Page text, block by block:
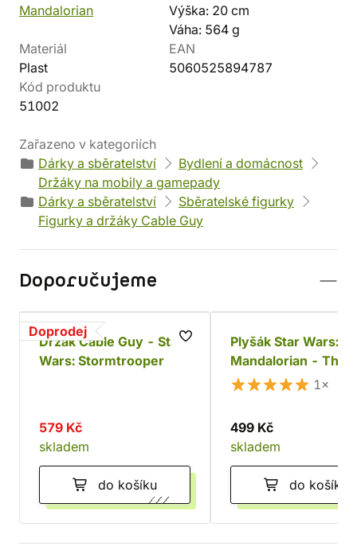
Mandalorian
Výška: 20 cm
Váha: 564 g
Materiál
Plast
EAN
5060525894787
Kód produktu
51002
Zařazeno v kategoriích
Dárky a sběratelství
Bydlení a domácnost
Držáky na mobily a gamepady
Dárky a sběratelství
Sběratelské figurky
Figurky a držáky Cable Guy
Doporučujeme
Doprodej
Držák Cable Guy - Star
Wars: Stormtrooper
579 Kč
skladem
do košíku
Plyšák Star Wars:
Mandalorian - The
1×
499 Kč
skladem
do košíku